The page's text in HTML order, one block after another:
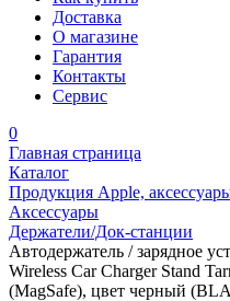
Доставка
О магазине
Гарантия
Контакты
Сервис
0
Главная страница
Каталог
Продукция Apple,
Аксессуары
Держатели/Док-станции
Автодержатель / зарядное
Wireless Car Charger Stand
(MagSafe), цвет черный